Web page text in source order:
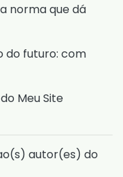
norma que dá
do futuro: com
Meu Site
autor(es) do